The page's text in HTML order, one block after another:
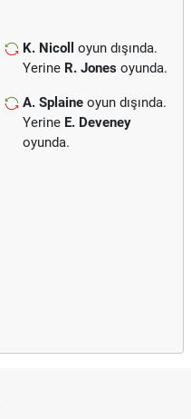
K. Nicoll
oyun dışında.
Yerine R. Jones oyunda.
A. Splaine oyun dışında.
Yerine E. Deveney
oyunda.